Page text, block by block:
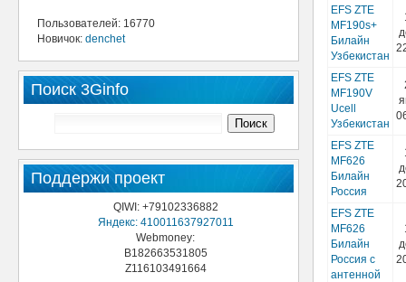
Пользователей: 16770
Новичок: denchet
Поиск 3Ginfo
Поддержи проект
QIWI: +79102336882
Яндекс: 410011637927011
Webmoney:
B182663531805
Z116103491664
EFS ZTE
MF190s+
Билайн
Узбекистан
EFS ZTE
MF190V
Ucell
Узбекистан
EFS ZTE
MF626
Билайн
Россия
EFS ZTE
MF626
Билайн
Россия с
антенной